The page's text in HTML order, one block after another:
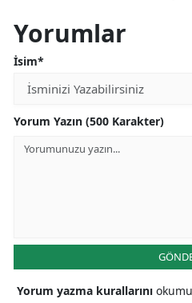
Yorumlar
İsim*
Yorum Yazın (500 Karakter)
Yorum yazma kurallarını